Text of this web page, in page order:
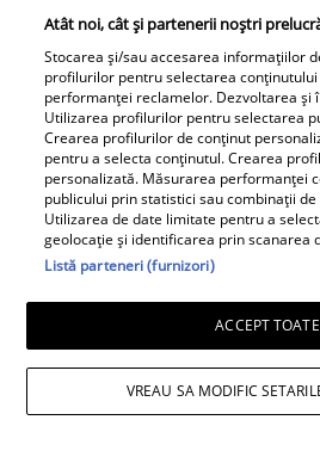
Daniela Nane, dezvăluiri
despărțirea de
simte actrița: „Nu simt
Atât noi, cât și partenerii noștri
Stocarea și/sau accesarea informațiilor
profilurilor pentru selectarea
performanței reclamelor. Dezvoltarea și
Utilizarea profilurilor pentru selectarea
Crearea profilurilor de conținut
pentru a selecta conținutul. Crearea
personalizată. Măsurarea performanței
publicului prin statistici sau combinații
Utilizarea de date limitate pentru a
geolocație și identificarea prin scanarea
Listă parteneri (furnizori)
ACCEPT TOATE
VREAU SA MODIFIC